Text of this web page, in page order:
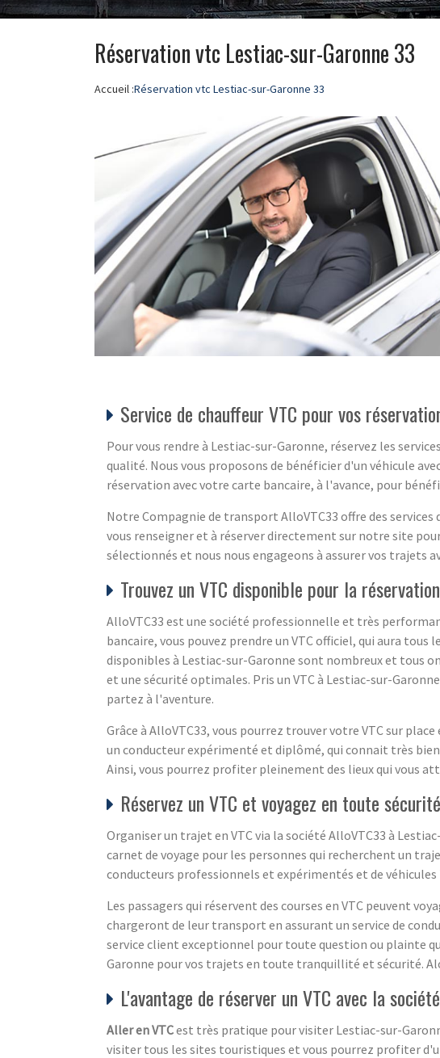
Réservation vtc Lestiac-sur-Garonne 33
Accueil :Réservation vtc Lestiac-sur-Garonne 33
Service de chauffeur VTC pour vos
Pour vous rendre à Lestiac-sur-Garonne, réservez les
qualité. Nous vous proposons de bénéficier d'un véhicule
réservation avec votre carte bancaire, à l'avance, pour
Notre Compagnie de transport AlloVTC33 offre des
vous renseigner et à réserver directement sur notre site
sélectionnés et nous nous engageons à assurer vos trajets
Trouvez un VTC disponible pour la
AlloVTC33 est une société professionnelle et très
bancaire, vous pouvez prendre un VTC officiel, qui aura
disponibles à Lestiac-sur-Garonne sont nombreux et tous
et une sécurité optimales. Pris un VTC à Lestiac-sur-
partez à l'aventure.
Grâce à AlloVTC33, vous pourrez trouver votre VTC sur
un conducteur expérimenté et diplômé, qui connait très
Ainsi, vous pourrez profiter pleinement des lieux qui vous
Réservez un VTC et voyagez en toute
Organiser un trajet en VTC via la société AlloVTC33 à
carnet de voyage pour les personnes qui recherchent un
conducteurs professionnels et expérimentés et de véhicules
Les passagers qui réservent des courses en VTC peuvent
chargeront de leur transport en assurant un service de
service client exceptionnel pour toute question ou plainte
Garonne pour vos trajets en toute tranquillité et sécurité.
L'avantage de réserver un VTC avec la
Aller en VTCest très pratique pour visiter Lestiac-sur-
visiter tous les sites touristiques et vous pourrez profiter